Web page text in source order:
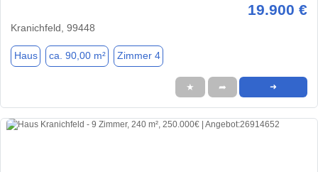
19.900 €
Kranichfeld, 99448
Haus ca. 90,00 m² Zimmer 4
★ ➦ ➜